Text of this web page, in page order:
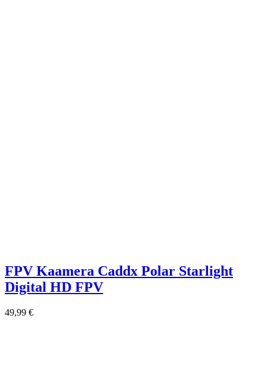
FPV Kaamera Caddx Polar Starlight
Digital HD FPV
49,99 €